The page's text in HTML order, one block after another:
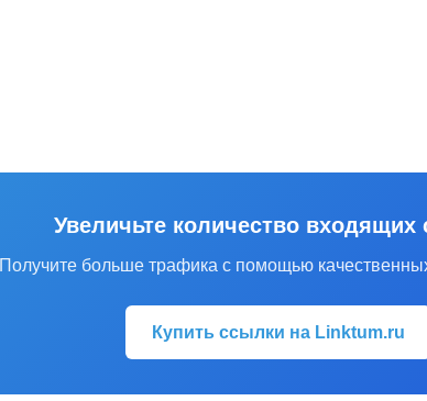
Увеличьте количество входящих
Получите больше трафика с помощью
Купить ссылки на Linktum.ru